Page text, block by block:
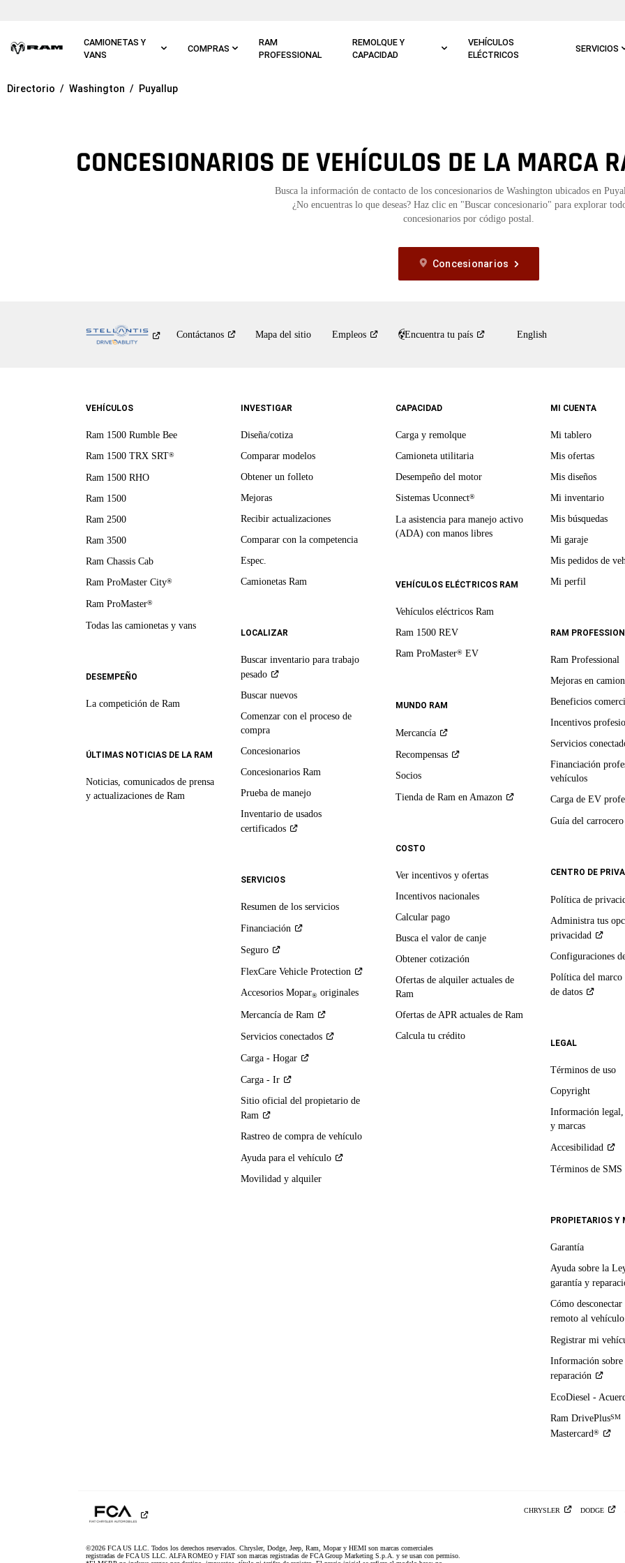
CAMIONETAS Y
VANS
COMPRAS
RAM
PROFESSIONAL
REMOLQUE Y
CAPACIDAD
VEHÍCULOS
ELÉCTRICOS
SERVICIOS
Ir a
Directorio Washington Puyallup
CONCESIONARIOS DE VEHÍCULOS DE LA MARCA
Busca la información de contacto de los concesionarios de Washington ubicados en
¿No encuentras lo que deseas? Haz clic en "Buscar concesionario" para explorar
concesionarios por código postal.
Concesionarios
Contáctanos Mapa del sitio Empleos Encuentra tu país English
VEHÍCULOS
Ram 1500 Rumble Bee
Ram 1500 TRX SRT®
Ram 1500 RHO
Ram 1500
Ram 2500
Ram 3500
Ram Chassis Cab
Ram ProMaster City®
Ram ProMaster®
Todas las camionetas y vans
DESEMPEÑO
La competición de Ram
ÚLTIMAS NOTICIAS DE LA RAM
Noticias, comunicados de prensa
y actualizaciones de Ram
INVESTIGAR
Diseña/cotiza
Comparar modelos
Obtener un folleto
Mejoras
Recibir actualizaciones
Comparar con la competencia
Espec.
Camionetas Ram
LOCALIZAR
Buscar inventario para trabajo
pesado
Buscar nuevos
Comenzar con el proceso de
compra
Concesionarios
Concesionarios Ram
Prueba de manejo
Inventario de usados
certificados
SERVICIOS
Resumen de los servicios
Financiación
Seguro
FlexCare Vehicle Protection
Accesorios Mopar® originales
Mercancía de Ram
Servicios conectados
Carga - Hogar
Carga - Ir
Sitio oficial del propietario de
Ram
Rastreo de compra de vehículo
Ayuda para el vehículo
Movilidad y alquiler
CAPACIDAD
Carga y remolque
Camioneta utilitaria
Desempeño del motor
Sistemas Uconnect®
La asistencia para manejo activo
(ADA) con manos libres
VEHÍCULOS ELÉCTRICOS RAM
Vehículos eléctricos Ram
Ram 1500 REV
Ram ProMaster®EV
MUNDO RAM
Mercancía
Recompensas
Socios
Tienda de Ram en Amazon
COSTO
Ver incentivos y ofertas
Incentivos nacionales
Calcular pago
Busca el valor de canje
Obtener cotización
Ofertas de alquiler actuales de
Ram
Ofertas de APR actuales de Ram
Calcula tu crédito
MI CUENTA
Mi tablero
Mis ofertas
Mis diseños
Mi inventario
Mis búsquedas
Mi garaje
Mis pedidos de
Mi perfil
RAM
Ram Professional
Mejoras en
Beneficios
Incentivos
Servicios
Financiación
vehículos
Carga de EV
Guía delcarrocero
CENTRO DE
Política de
Administra tus
privacidad
Configuraciones
Política del marco
dedatos
LEGAL
Términos de uso
Copyright
Información legal,
y marcas
Accesibilidad
Términos de SMS
PROPIETARIOS Y
Garantía
Ayuda sobre la
garantía y
Cómo desconectar
remoto alvehículo
Registrar mi
Información sobre
reparación
EcoDiesel -
Ram DrivePlusSM
Mastercard®
CHRYSLER DODGE
©2026 FCA US LLC. Todos los derechos reservados. Chrysler, Dodge, Jeep, Ram, Mopar y HEMI son marcas comerciales
registradas de FCA US LLC. ALFA ROMEO y FIAT son marcas registradas de FCA Group Marketing S.p.A. y se usan con permiso.